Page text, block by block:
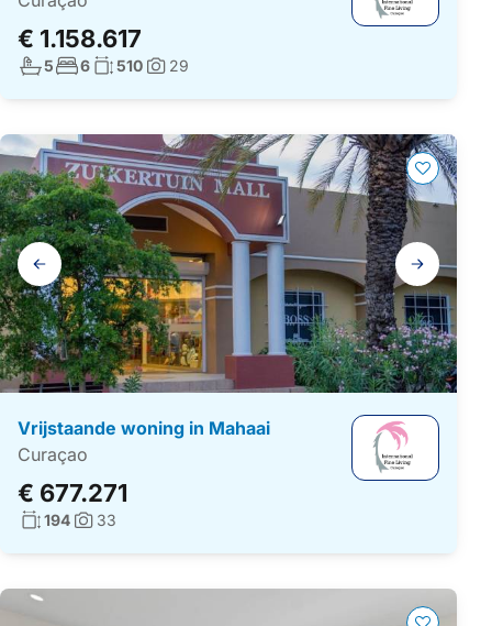
€ 1.158.617
Aantal badkamers:
5Aantal slaapkamers:
6Woonoppervlakte:
510Foto's:
29
Galerij
navigatie
Vrijstaande woning in Mahaai
Curaçao
€ 677.271
Woonoppervlakte:
194Foto's:
33